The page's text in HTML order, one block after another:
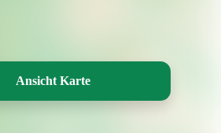
Ansicht Karte